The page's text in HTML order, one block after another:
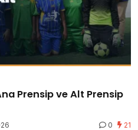
Prensip ve Alt Prensip
0 21